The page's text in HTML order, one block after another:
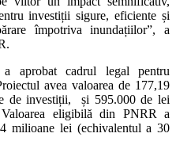
investiții sigure, eficiente și
împotriva inundațiilor”, a
aprobat cadrul legal pentru
avea valoarea de 177,19
de investiții, și 595.000 de lei
eligibilă din PNRR a
milioane lei (echivalentul a 30